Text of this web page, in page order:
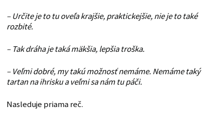
– Určite je to tu oveľa krajšie, praktickejšie, nie je to také
rozbité.
– Tak dráha je taká mäkšia, lepšia troška.
– Veľmi dobré, my takú možnosť nemáme. Nemáme taký
tartan na ihrisku a veľmi sa nám tu páči.
Nasleduje priama reč.